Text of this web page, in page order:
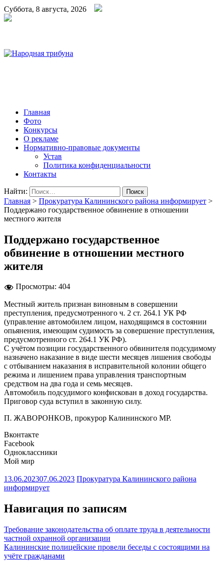
Суббота, 8 августа, 2026
Главная
Фото
Конкурсы
О рекламе
Нормативно-правовые документы
Устав
Политика конфиденциальности
Контакты
Найти:
Главная > Прокуратура Калининского района информирует >
Поддержано государственное обвинение в отношении
местного жителя
Поддержано государственное
обвинение в отношении местного
жителя
Просмотры: 404
Местный житель признан виновным в совершении
преступления, предусмотренного ч. 2 ст. 264.1 УК РФ
(управление автомобилем лицом, находящимся в состоянии
опьянения, имеющим судимость за совершение преступления,
предусмотренного ст. 264.1 УК РФ).
С учётом позиции государственного обвинителя подсудимому
назначено наказание в виде шести месяцев лишения свободы
с отбыванием наказания в исправительной колонии общего
режима и лишением права управления транспортным
средством на два года и семь месяцев.
Автомобиль подсудимого конфискован в доход государства.
Приговор суда вступил в законную силу.
П. ЖАВОРОНКОВ, прокурор Калининского МР.
Вконтакте
Facebook
Одноклассники
Мой мир
13.06.202307.06.2023 Прокуратура Калининского района
информирует
Навигация по записям
Требование законодательства об оплате труда в деятельности
частной охранной организации
Калининские полицейские провели беседы с состоящими на
учёте гражданами